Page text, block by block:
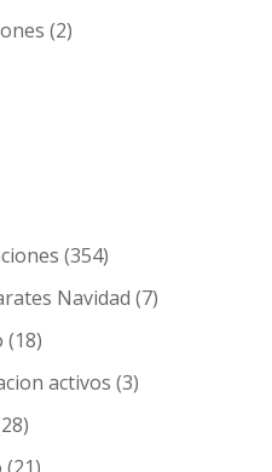
(2)
(354)
Navidad (7)
(18)
activos (3)